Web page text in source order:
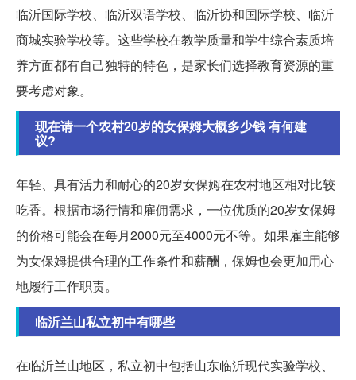
临沂国际学校、临沂双语学校、临沂协和国际学校、临沂
商城实验学校等。这些学校在教学质量和学生综合素质培
养方面都有自己独特的特色，是家长们选择教育资源的重
要考虑对象。
现在请一个农村20岁的女保姆大概多少钱 有何建
议?
年轻、具有活力和耐心的20岁女保姆在农村地区相对比较
吃香。根据市场行情和雇佣需求，一位优质的20岁女保姆
的价格可能会在每月2000元至4000元不等。如果雇主能够
为女保姆提供合理的工作条件和薪酬，保姆也会更加用心
地履行工作职责。
临沂兰山私立初中有哪些
在临沂兰山地区，私立初中包括山东临沂现代实验学校、